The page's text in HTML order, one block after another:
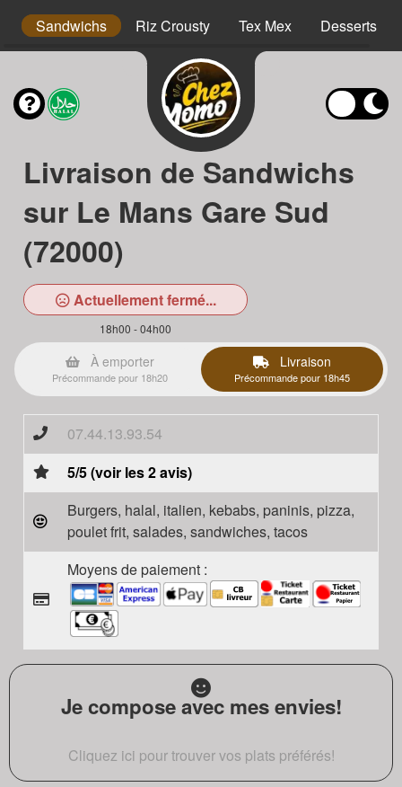
Sandwichs Riz Crousty Tex Mex Desserts
Livraison de Sandwichs
sur Le Mans Gare Sud
(72000)
Actuellement fermé...
18h00 - 04h00
À emporter
Précommande pour 18h20
Livraison
Précommande pour 18h45
07.44.13.93.54
5/5 (voir les 2 avis)
Burgers, halal, italien, kebabs, paninis, pizza,
poulet frit, salades, sandwiches, tacos
Moyens de paiement :
Je compose avec mes envies!
Cliquez ici pour trouver vos plats préférés!